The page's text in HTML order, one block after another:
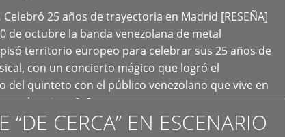
Celebró 25 años de trayectoria en Madrid [RESEÑA]
de octubre la banda venezolana de metal
territorio europeo para celebrar sus 25 años de
con un concierto mágico que logró el
del quinteto con el público venezolano que vive en
que los sigue […]
“DE CERCA” EN ESCENARIO